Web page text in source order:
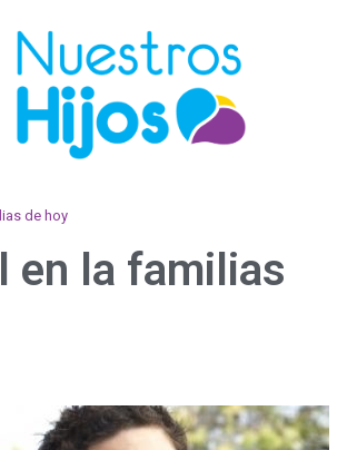
de hoy
en la familias